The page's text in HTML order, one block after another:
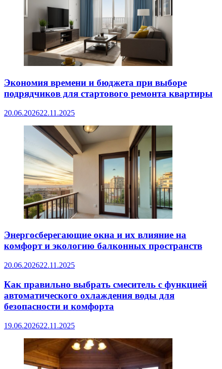
Экономия времени и бюджета при выборе
подрядчиков для стартового ремонта квартиры
20.06.202622.11.2025
Энергосберегающие окна и их влияние на
комфорт и экологию балконных пространств
20.06.202622.11.2025
Как правильно выбрать смеситель с функцией
автоматического охлаждения воды для
безопасности и комфорта
19.06.202622.11.2025